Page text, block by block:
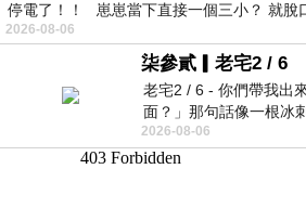
停電了！！ 崽崽當下直接一個三小？ 就脫
2026-08-06
柒參貳▎老宅2 / 6
老宅2 / 6 - 你們帶我出
面？」那句話像一根冰
死盯著照片裡的人。那
2026-08-06